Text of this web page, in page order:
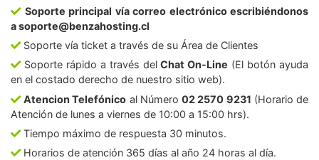
Soporte principal vía correo electrónico escribiéndonos
a soporte@benzahosting.cl
Soporte vía ticket a través de su Área de Clientes
Soporte rápido a través delChat On-Line (El botón ayuda
en el costado derecho de nuestro sitio web).
Atencion Telefónico al Número02 2570 9231 (Horario de
Atención de lunes a viernes de 10:00 a 15:00 hrs).
Tiempo máximo de respuesta 30 minutos.
Horarios de atención 365 días al año 24 horas al día.